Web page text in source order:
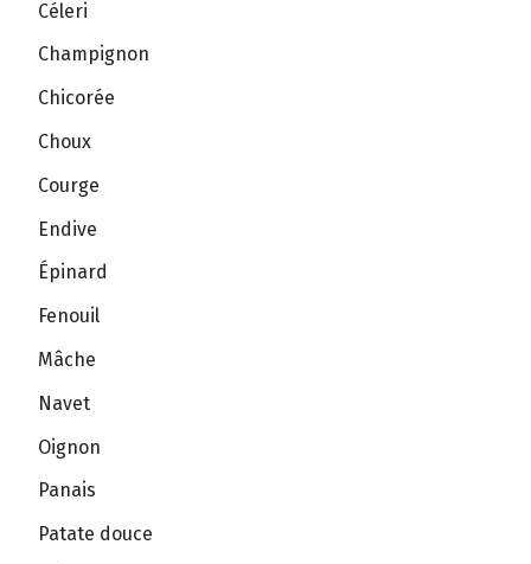
Céleri
Champignon
Chicorée
Choux
Courge
Endive
Épinard
Fenouil
Mâche
Navet
Oignon
Panais
Patate douce